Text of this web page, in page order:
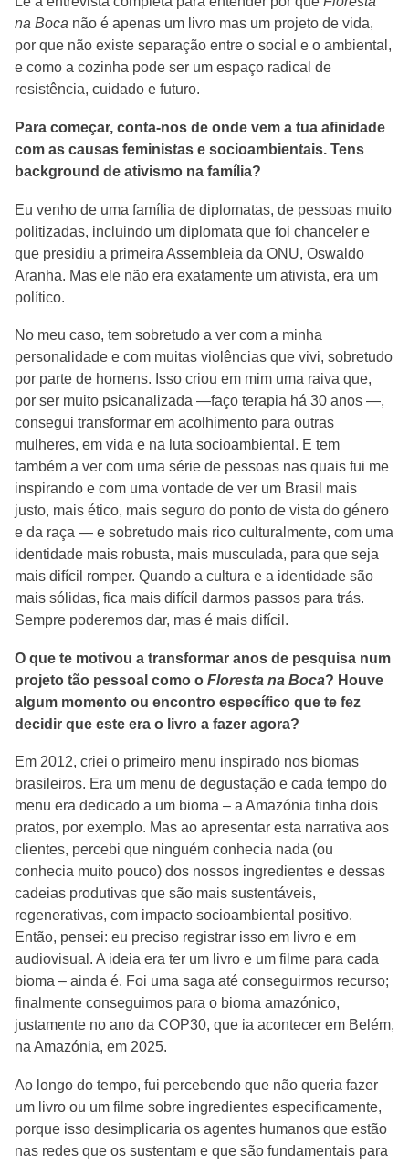
na Boca não é apenas um livro mas um projeto de vida,
por que não existe separação entre o social e o ambiental,
e como a cozinha pode ser um espaço radical de
resistência, cuidado e futuro.
Para começar, conta-nos de onde vem a tua afinidade
com as causas feministas e socioambientais. Tens
background de ativismo na família?
Eu venho de uma família de diplomatas, de pessoas muito
politizadas, incluindo um diplomata que foi chanceler e
que presidiu a primeira Assembleia da ONU, Oswaldo
Aranha. Mas ele não era exatamente um ativista, era um
político.
No meu caso, tem sobretudo a ver com a minha
personalidade e com muitas violências que vivi, sobretudo
por parte de homens. Isso criou em mim uma raiva que,
por ser muito psicanalizada —faço terapia há 30 anos —,
consegui transformar em acolhimento para outras
mulheres, em vida e na luta socioambiental. E tem
também a ver com uma série de pessoas nas quais fui me
inspirando e com uma vontade de ver um Brasil mais
justo, mais ético, mais seguro do ponto de vista do género
e da raça — e sobretudo mais rico culturalmente, com uma
identidade mais robusta, mais musculada, para que seja
mais difícil romper. Quando a cultura e a identidade são
mais sólidas, fica mais difícil darmos passos para trás.
Sempre poderemos dar, mas é mais difícil.
O que te motivou a transformar anos de pesquisa num
projeto tão pessoal como o Floresta na Boca? Houve
algum momento ou encontro específico que te fez
decidir que este era o livro a fazer agora?
Em 2012, criei o primeiro menu inspirado nos biomas
brasileiros. Era um menu de degustação e cada tempo do
menu era dedicado a um bioma – a Amazónia tinha dois
pratos, por exemplo. Mas ao apresentar esta narrativa aos
clientes, percebi que ninguém conhecia nada (ou
conhecia muito pouco) dos nossos ingredientes e dessas
cadeias produtivas que são mais sustentáveis,
regenerativas, com impacto socioambiental positivo.
Então, pensei: eu preciso registrar isso em livro e em
audiovisual. A ideia era ter um livro e um filme para cada
bioma – ainda é. Foi uma saga até conseguirmos recurso;
finalmente conseguimos para o bioma amazónico,
justamente no ano da COP30, que ia acontecer em Belém,
na Amazónia, em 2025.
Ao longo do tempo, fui percebendo que não queria fazer
um livro ou um filme sobre ingredientes especificamente,
porque isso desimplicaria os agentes humanos que estão
nas redes que os sustentam e que são fundamentais para